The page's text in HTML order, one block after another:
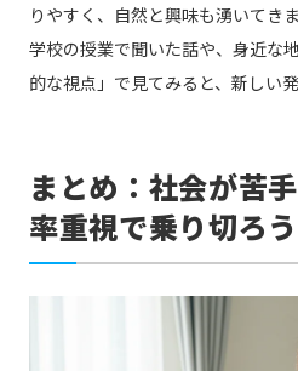
りやすく、自然と興味も湧いてきま
学校の授業で聞いた話や、身近な
的な視点」で見てみると、新しい
まとめ：社会が苦
率重視で乗り切ろう